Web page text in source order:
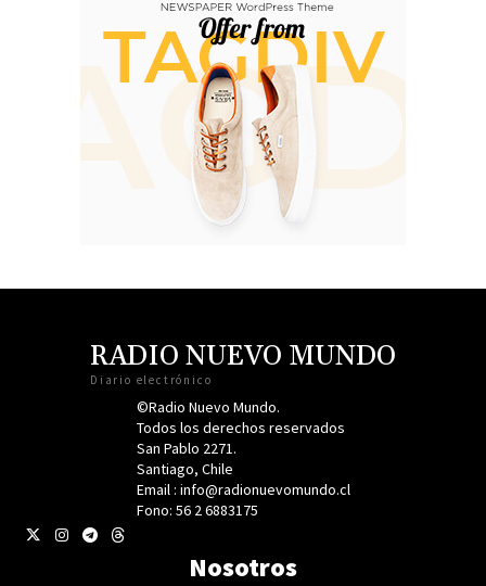
RADIO NUEVO MUNDO
Diario electrónico
©Radio Nuevo Mundo.
Todos los derechos reservados
San Pablo 2271.
Santiago, Chile
Email : info@radionuevomundo.cl
Fono: 56 2 6883175
Nosotros